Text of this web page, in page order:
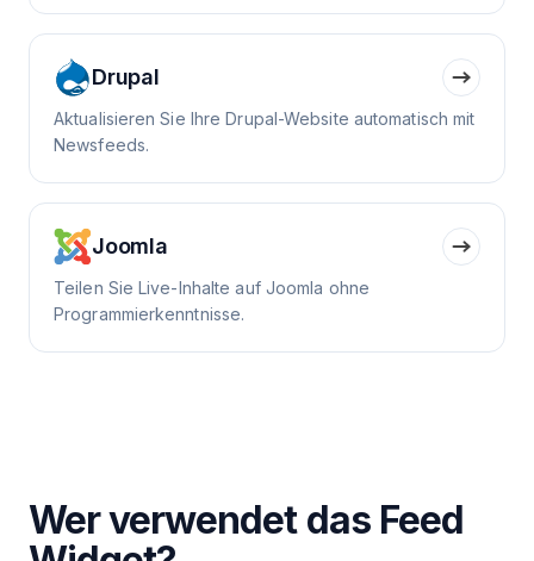
Drupal
Aktualisieren Sie Ihre Drupal-Website automatisch mit
Newsfeeds.
Joomla
Teilen Sie Live-Inhalte auf Joomla ohne
Programmierkenntnisse.
Wer verwendet das Feed